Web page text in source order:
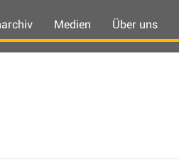
Medien Über uns